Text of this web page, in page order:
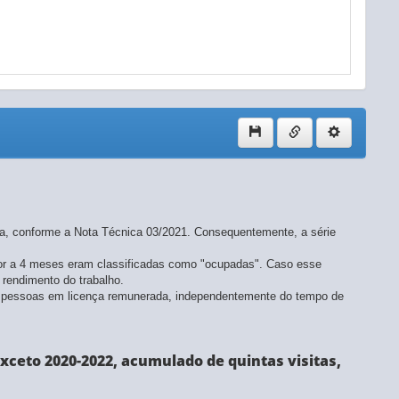
conforme a Nota Técnica 03/2021. Consequentemente, a série
a 4 meses eram classificadas como "ocupadas". Caso esse
do trabalho.
em licença remunerada, independentemente do tempo de
2020-2022, acumulado de quintas visitas,